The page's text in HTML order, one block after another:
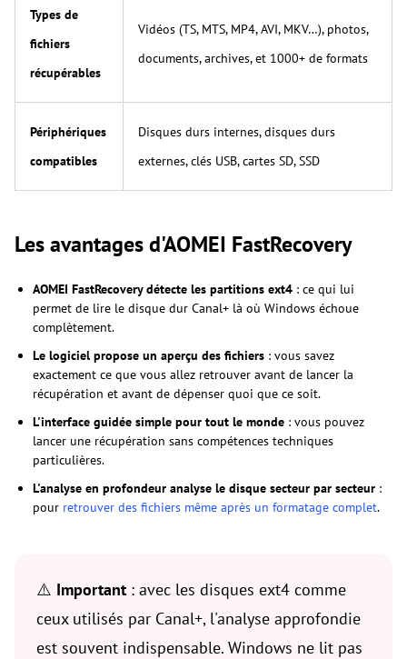
Types de
fichiers
récupérables
Vidéos (TS, MTS, MP4, AVI, MKV…), photos,
documents, archives, et 1000+ de formats
Périphériques
compatibles
Disques durs internes, disques durs
externes, clés USB, cartes SD, SSD
Les avantages d'AOMEI FastRecovery
AOMEI FastRecovery détecte les partitions ext4 : ce qui lui
permet de lire le disque dur Canal+ là où Windows échoue
complètement.
Le logiciel propose un aperçu des fichiers : vous savez
exactement ce que vous allez retrouver avant de lancer la
récupération et avant de dépenser quoi que ce soit.
L'interface guidée simple pour tout le monde : vous pouvez
lancer une récupération sans compétences techniques
particulières.
L'analyse en profondeur analyse le disque secteur par secteur :
pour retrouver des fichiers même après un formatage complet.
⚠️ Important : avec les disques ext4 comme
ceux utilisés par Canal+, l'analyse approfondie
est souvent indispensable. Windows ne lit pas